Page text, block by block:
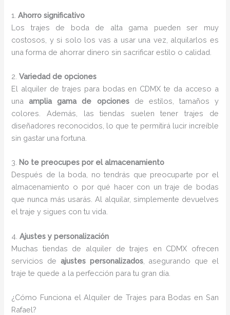
1.Ahorro significativo
Los trajes de boda de alta gama pueden ser muy
costosos, y si solo los vas a usar una vez, alquilarlos es
una forma de ahorrar dinero sin sacrificar estilo o calidad.
2.Variedad de opciones
El alquiler de trajes para bodas en CDMX te da acceso a
unaamplia gama de opcionesde estilos, tamaños y
colores. Además, las tiendas suelen tener trajes de
diseñadores reconocidos, lo que te permitirá lucir increíble
sin gastar una fortuna.
3. No te preocupes por el almacenamiento
Después de la boda, no tendrás que preocuparte por el
almacenamiento o por qué hacer con un traje de bodas
que nunca más usarás. Al alquilar, simplemente devuelves
el traje y sigues con tu vida.
4.Ajustes y personalización
Muchas tiendas de alquiler de trajes en CDMX ofrecen
servicios de ajustes personalizados, asegurando que el
traje te quede a la perfección para tu gran día.
¿Cómo Funciona el Alquiler de Trajes para Bodas en San
Rafael?